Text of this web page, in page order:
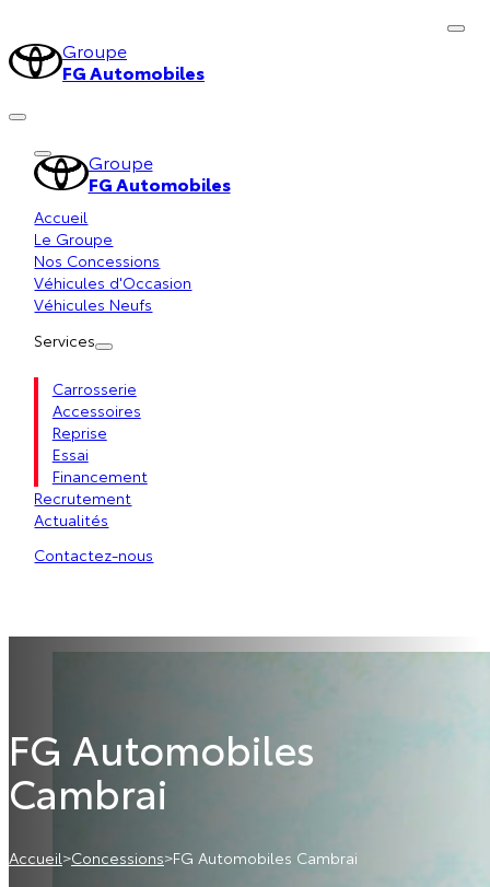
Groupe
FG Automobiles
Groupe
FG Automobiles
Accueil
Le Groupe
Nos Concessions
Véhicules d'Occasion
Véhicules Neufs
Services
Carrosserie
Accessoires
Reprise
Essai
Financement
Recrutement
Actualités
Contactez-nous
FG Automobiles
Cambrai
Accueil>Concessions>FG Automobiles Cambrai